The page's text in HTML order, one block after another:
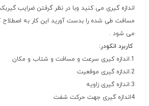
اندازه گیری می کنید وبا در نظر گرفتن ضرایب
مسافت طی شده را بدست آورید این کار به اصطلاح
می شود .
کاربرد انکودر:
1.اندازه کیری سرعت و مسافت و شتاب و مکان
2.اندازه گیری موقعیت
3.اندازه گیری زاویه
4اندازه گیری جهت حرکت شفت